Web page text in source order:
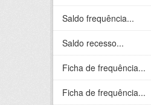
Saldo frequência...
Saldo recesso...
Ficha de frequência...
Ficha de frequência...